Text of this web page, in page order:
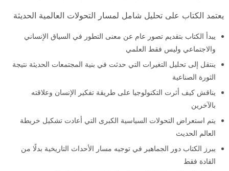
يعتمد الكتاب على تحليل شامل لمسار التحولات العالمية الحديثة
يبدأ الكتاب بتقديم تصور عام عن معنى التطور في السياق الإنساني
والاجتماعي وليس فقط العلمي
ينتقل إلى تحليل التغيرات التي حدثت في بنية المجتمعات الحديثة نتيجة
الثورة الصناعية
يناقش كيف أثرت التكنولوجيا على طريقة تفكير الإنسان وعلاقته
بالآخرين
يتم استعراض التحولات السياسية الكبرى التي أعادت تشكيل خريطة
العالم الحديث
يبرز الكتاب دور الجماهير في توجيه مسار الأحداث التاريخية بدلًا من
القادة فقط